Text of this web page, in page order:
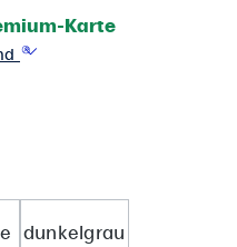
Karte
dunkelgrau